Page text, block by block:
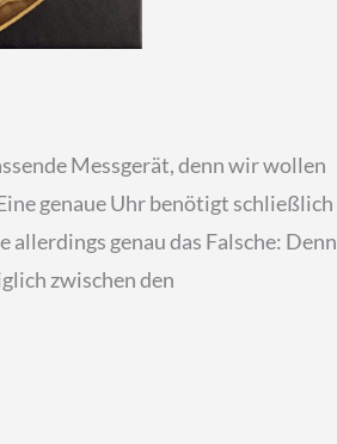
Messgerät, denn wir wollen
genaue Uhr benötigt schließlich
genau das Falsche: Denn
zwischen den